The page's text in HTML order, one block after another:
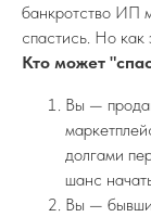
банкротство ИП
спастись. Но как
Кто может
Вы —
долгами
шанс
Вы —